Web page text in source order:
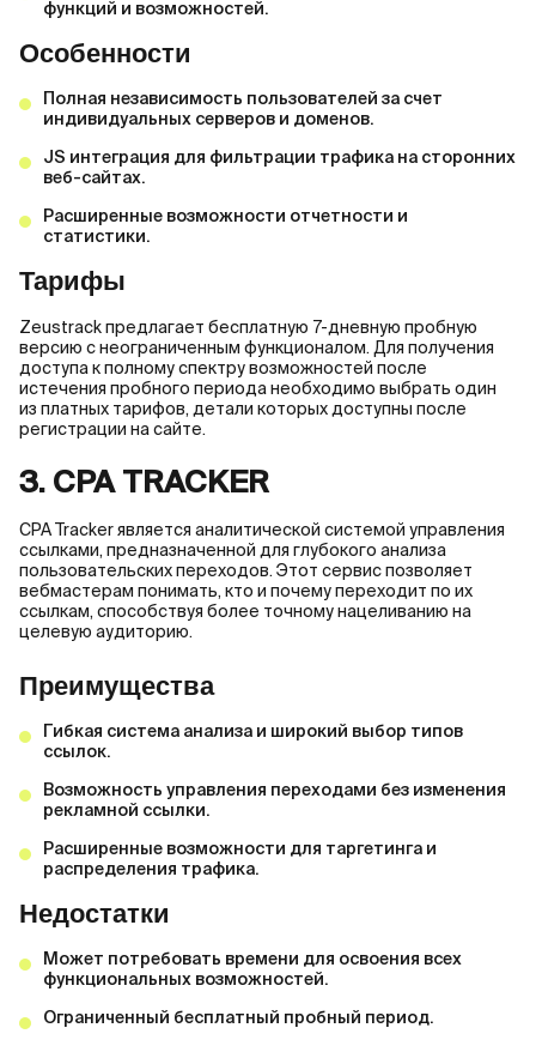
функций и возможностей.
Особенности
Полная независимость пользователей за счет
индивидуальных серверов и доменов.
JS интеграция для фильтрации трафика на сторонних
веб-сайтах.
Расширенные возможности отчетности и
статистики.
Тарифы
Zeustrack предлагает бесплатную 7-дневную пробную
версию с неограниченным функционалом. Для получения
доступа к полному спектру возможностей после
истечения пробного периода необходимо выбрать один
из платных тарифов, детали которых доступны после
регистрации на сайте.
3. CPA TRACKER
CPA Tracker является аналитической системой управления
ссылками, предназначенной для глубокого анализа
пользовательских переходов. Этот сервис позволяет
вебмастерам понимать, кто и почему переходит по их
ссылкам, способствуя более точному нацеливанию на
целевую аудиторию.
Преимущества
Гибкая система анализа и широкий выбор типов
ссылок.
Возможность управления переходами без изменения
рекламной ссылки.
Расширенные возможности для таргетинга и
распределения трафика.
Недостатки
Может потребовать времени для освоения всех
функциональных возможностей.
Ограниченный бесплатный пробный период.